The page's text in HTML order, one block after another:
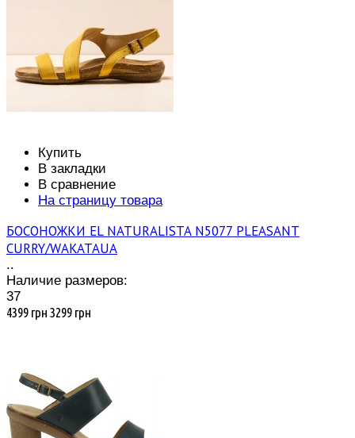
Купить
В закладки
В сравнение
На страницу товара
БОСОНОЖКИ EL NATURALISTA N5077 PLEASANT
CURRY/WAKATAUA
..
Наличие размеров:
37
4399 грн 3299 грн